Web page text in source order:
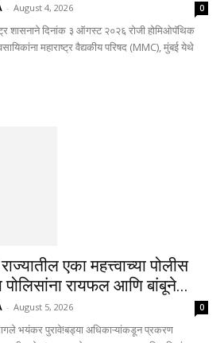
- August 4, 2026 0
शासनाने दिनांक ३ ऑगस्ट २०२६ रोजी होमिओपॅथिक
महाराष्ट्र वैद्यकीय परिषद (MMC), मुंबई येथे
एका महत्त्वाच्या पोलीस
रायफल आणि बांबूने...
- August 5, 2026 0
भयंकर पुरावे!बड्या अधिकाऱ्यांकडून प्रकरण